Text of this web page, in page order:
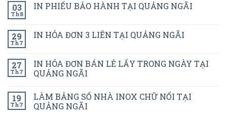
03
Th8
IN PHIẾU BẢO HÀNH TẠI QUẢNG NGÃI
29
Th7
IN HÓA ĐƠN 3 LIÊN TẠI QUẢNG NGÃI
27
Th7
IN HÓA ĐƠN BÁN LẺ LẤY TRONG NGÀY TẠI
QUẢNG NGÃI
19
Th7
LÀM BẢNG SỐ NHÀ INOX CHỮ NỔI TẠI
QUẢNG NGÃI